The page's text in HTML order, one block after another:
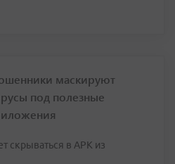
маскируют
под полезные
скрываться в APK из